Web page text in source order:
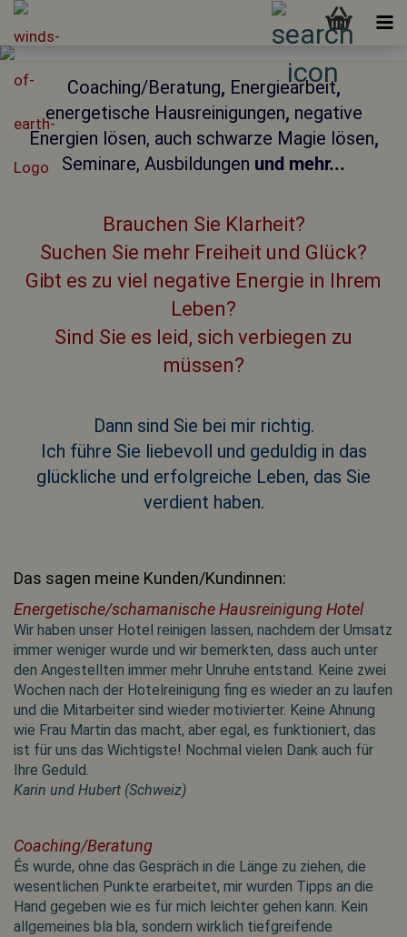
Coaching/Beratung, Energiearbeit,
energetische Hausreinigungen, negative
Energien lösen, auch schwarze Magie lösen,
Seminare, Ausbildungen und mehr...
Brauchen Sie Klarheit?
Suchen Sie mehr Freiheit und Glück?
Gibt es zu viel negative Energie in Ihrem
Leben?
Sind Sie es leid, sich verbiegen zu
müssen?
Dann sind Sie bei mir richtig.
Ich führe Sie liebevoll und geduldig in das
glückliche und erfolgreiche Leben, das Sie
verdient haben.
Das sagen meine Kunden/Kundinnen:
Energetische/schamanische Hausreinigung Hotel
Wir haben unser Hotel reinigen lassen, nachdem der Umsatz
immer weniger wurde und wir bemerkten, dass auch unter
den Angestellten immer mehr Unruhe entstand. Keine zwei
Wochen nach der Hotelreinigung fing es wieder an zu laufen
und die Mitarbeiter sind wieder motivierter. Keine Ahnung
wie Frau Martin das macht, aber egal, es funktioniert, das
ist für uns das Wichtigste! Nochmal vielen Dank auch für
Ihre Geduld.
Karin und Hubert (Schweiz)
Coaching/Beratung
És wurde, ohne das Gespräch in die Länge zu ziehen, die
wesentlichen Punkte erarbeitet, mir wurden Tipps an die
Hand gegeben wie es für mich leichter gehen kann. Kein
allgemeines bla bla, sondern wirklich tiefgreifende